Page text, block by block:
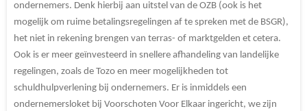
ondernemers. Denk hierbij aan uitstel van de OZB (ook is het
mogelijk om ruime betalingsregelingen af te spreken met de BSGR),
het niet in rekening brengen van terras- of marktgelden et cetera.
Ook is er meer geïnvesteerd in snellere afhandeling van landelijke
regelingen, zoals de Tozo en meer mogelijkheden tot
schuldhulpverlening bij ondernemers. Er is inmiddels een
ondernemersloket bij Voorschoten Voor Elkaar ingericht, we zijn